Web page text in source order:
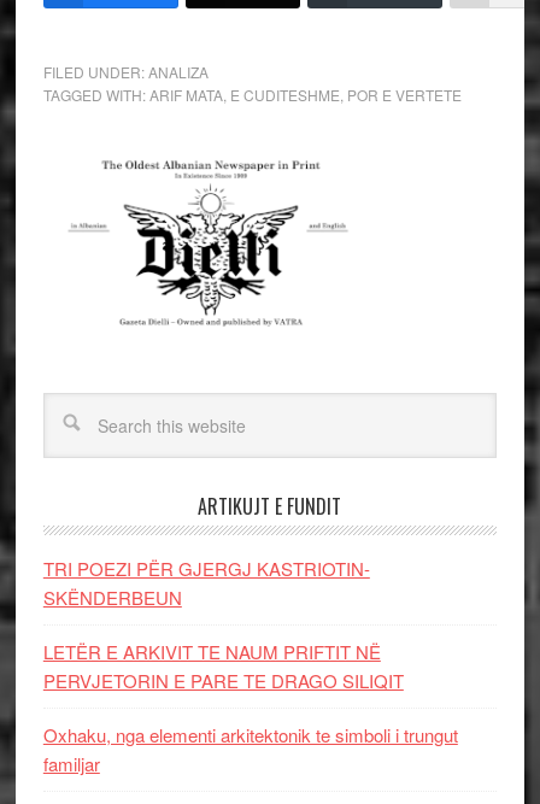
FILED UNDER:ANALIZA
TAGGED WITH:ARIF MATA, E CUDITESHME POR E VERTETE
ARTIKUJT E FUNDIT
TRI POEZI PËR GJERGJ KASTRIOTIN-
SKËNDERBEUN
LETËR E ARKIVIT TE NAUM PRIFTIT NË
PERVJETORIN E PARE TE DRAGO SILIQIT
Oxhaku, nga elementi arkitektonik te simboli i trungut
familjar